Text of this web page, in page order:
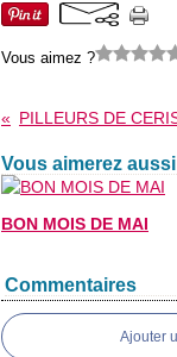
Vous aimez ?
PILLEURS DE
Vous aimerez
BON MOIS DE MAI
Commentaires
Ajouter